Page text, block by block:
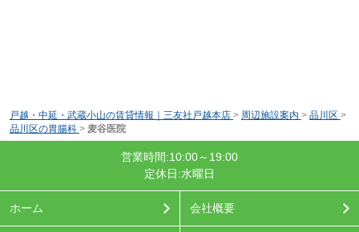
戸越・中延・武蔵小山の賃貸情報｜三友社戸越本店 > 周辺施設案内 > 品川区 >
品川区の胃腸科 > 麦谷医院
営業時間:10:00～19:00
定休日:水曜日
ホーム 会社概要